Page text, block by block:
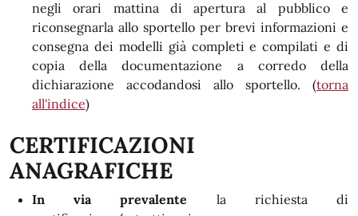
negli orari mattina di apertura al pubblico e
riconsegnarla allo sportello per brevi informazioni e
consegna dei modelli già completi e compilati e di
copia della documentazione a corredo della
dichiarazione accodandosi allo sportello. (torna
all'indice)
CERTIFICAZIONI
ANAGRAFICHE
In via prevalente la richiesta di